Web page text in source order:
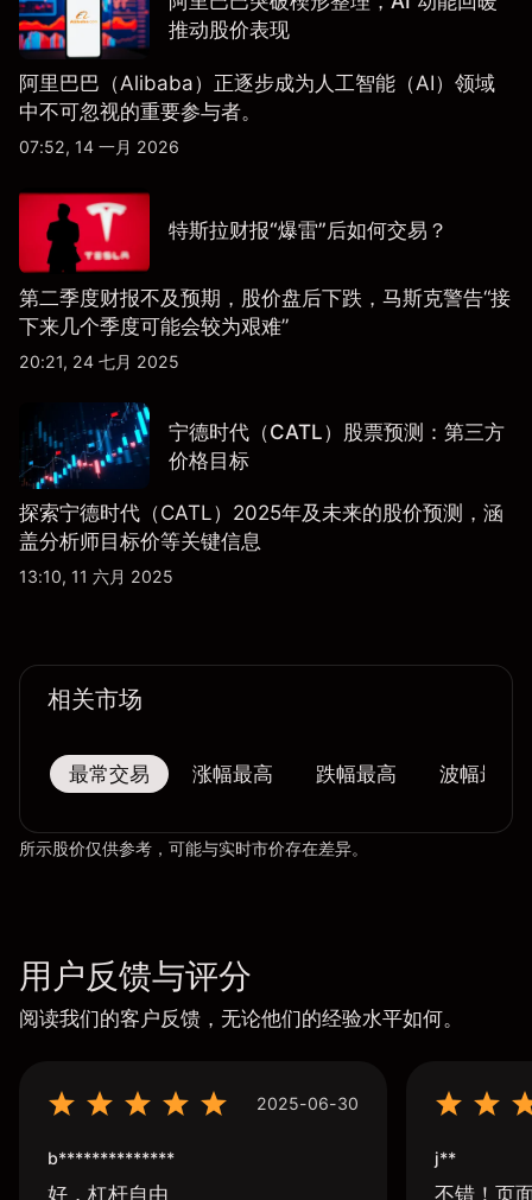
推动股价表现
阿里巴巴（Alibaba）正逐步成为人工智能（AI）领域
中不可忽视的重要参与者。
07:52, 14 一月 2026
特斯拉财报“爆雷”后如何交易？
第二季度财报不及预期，股价盘后下跌，马斯克警告“接
下来几个季度可能会较为艰难”
20:21, 24 七月 2025
宁德时代（CATL）股票预测：第三方
价格目标
探索宁德时代（CATL）2025年及未来的股价预测，涵
盖分析师目标价等关键信息
13:10, 11 六月 2025
相关市场
最常交易 涨幅最高 跌幅最高 波幅最大
所示股价仅供参考，可能与实时市价存在差异。
用户反馈与评分
阅读我们的客户反馈，无论他们的经验水平如何。
2025-06-30
b**************
好，杠杆自由
j**
不错！页